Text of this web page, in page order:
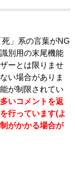
」系の言葉がNG
別用の末尾機能
ーとは限りませ
い場合がありま
が制限されてい
いコメントを返
行っています(よ
がかかる場合が